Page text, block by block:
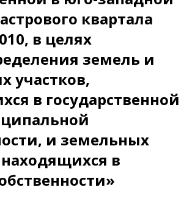
квартала
в целях
земель и
участков,
в государственной
и земельных
в